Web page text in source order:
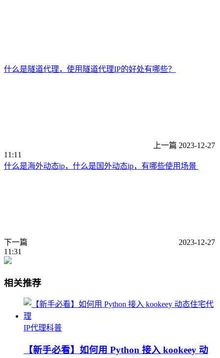
什么是隧道代理，使用隧道代理IP的好处有哪些？
上一篇 2023-12-27
11:11
什么是海外动态ip，什么是国外动态ip，有哪些使用场景
下一篇
2023-12-27
11:31
相关推荐
IP代理科普
【新手必看】如何用 Python 接入 kookeey 动